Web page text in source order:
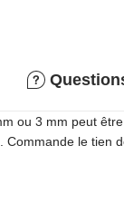
ou 3 mm peut
le tien